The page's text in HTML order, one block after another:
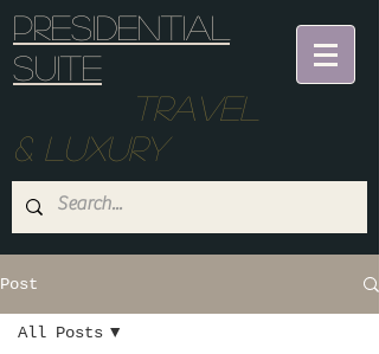
Presidential
suite
Travel
& Luxury
Post
All Posts